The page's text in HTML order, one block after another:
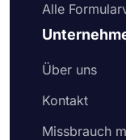
Alle
Über uns
Kontakt
Missbrauch